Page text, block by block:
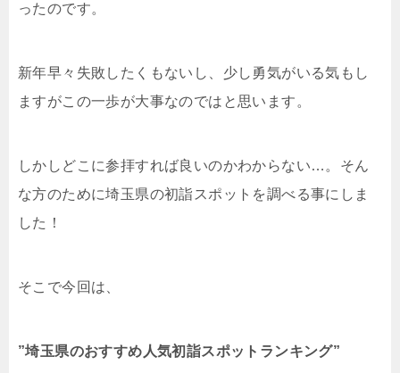
ったのです。
新年早々失敗したくもないし、少し勇気がいる気もし
ますがこの一歩が大事なのではと思います。
しかしどこに参拝すれば良いのかわからない…。そん
な方のために埼玉県の初詣スポットを調べる事にしま
した！
そこで今回は、
”埼玉県のおすすめ人気初詣スポットランキング”